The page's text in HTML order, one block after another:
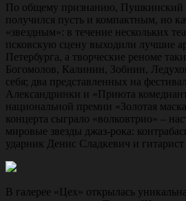
По общему признанию, Пушкинский
получился пусть и компактным, но
«звездным»: в течение нескольких
псковскую сцену выходили лучшие
Петербурга, а творческие реноме
Богомолов, Калинин, Зобнин,
себя; два представленных на
Александринки и «Приюта
национальной премии «Золотая
концерта сыграло «волковтрио» –
мировые звезды джаз-рока:
ударник Денис Сладкевич и
В галерее «Цех» открылась